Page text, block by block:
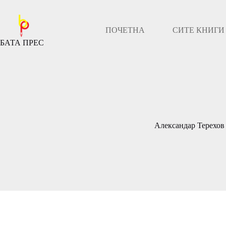
содржината
БАТА ПРЕС
ПОЧЕТНА СИТЕ КНИГИ
Александар Терехов